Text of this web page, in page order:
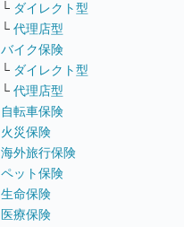
└ ダイレクト型
└ 代理店型
バイク保険
└ ダイレクト型
└ 代理店型
自転車保険
火災保険
海外旅行保険
ペット保険
生命保険
医療保険